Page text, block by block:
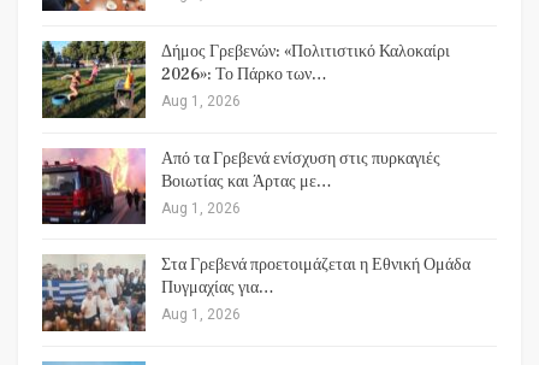
Δήμος Γρεβενών: «Πολιτιστικό Καλοκαίρι
2026»: Το Πάρκο των…
Aug 1, 2026
Από τα Γρεβενά ενίσχυση στις πυρκαγιές
Βοιωτίας και Άρτας με…
Aug 1, 2026
Στα Γρεβενά προετοιμάζεται η Εθνική Ομάδα
Πυγμαχίας για…
Aug 1, 2026